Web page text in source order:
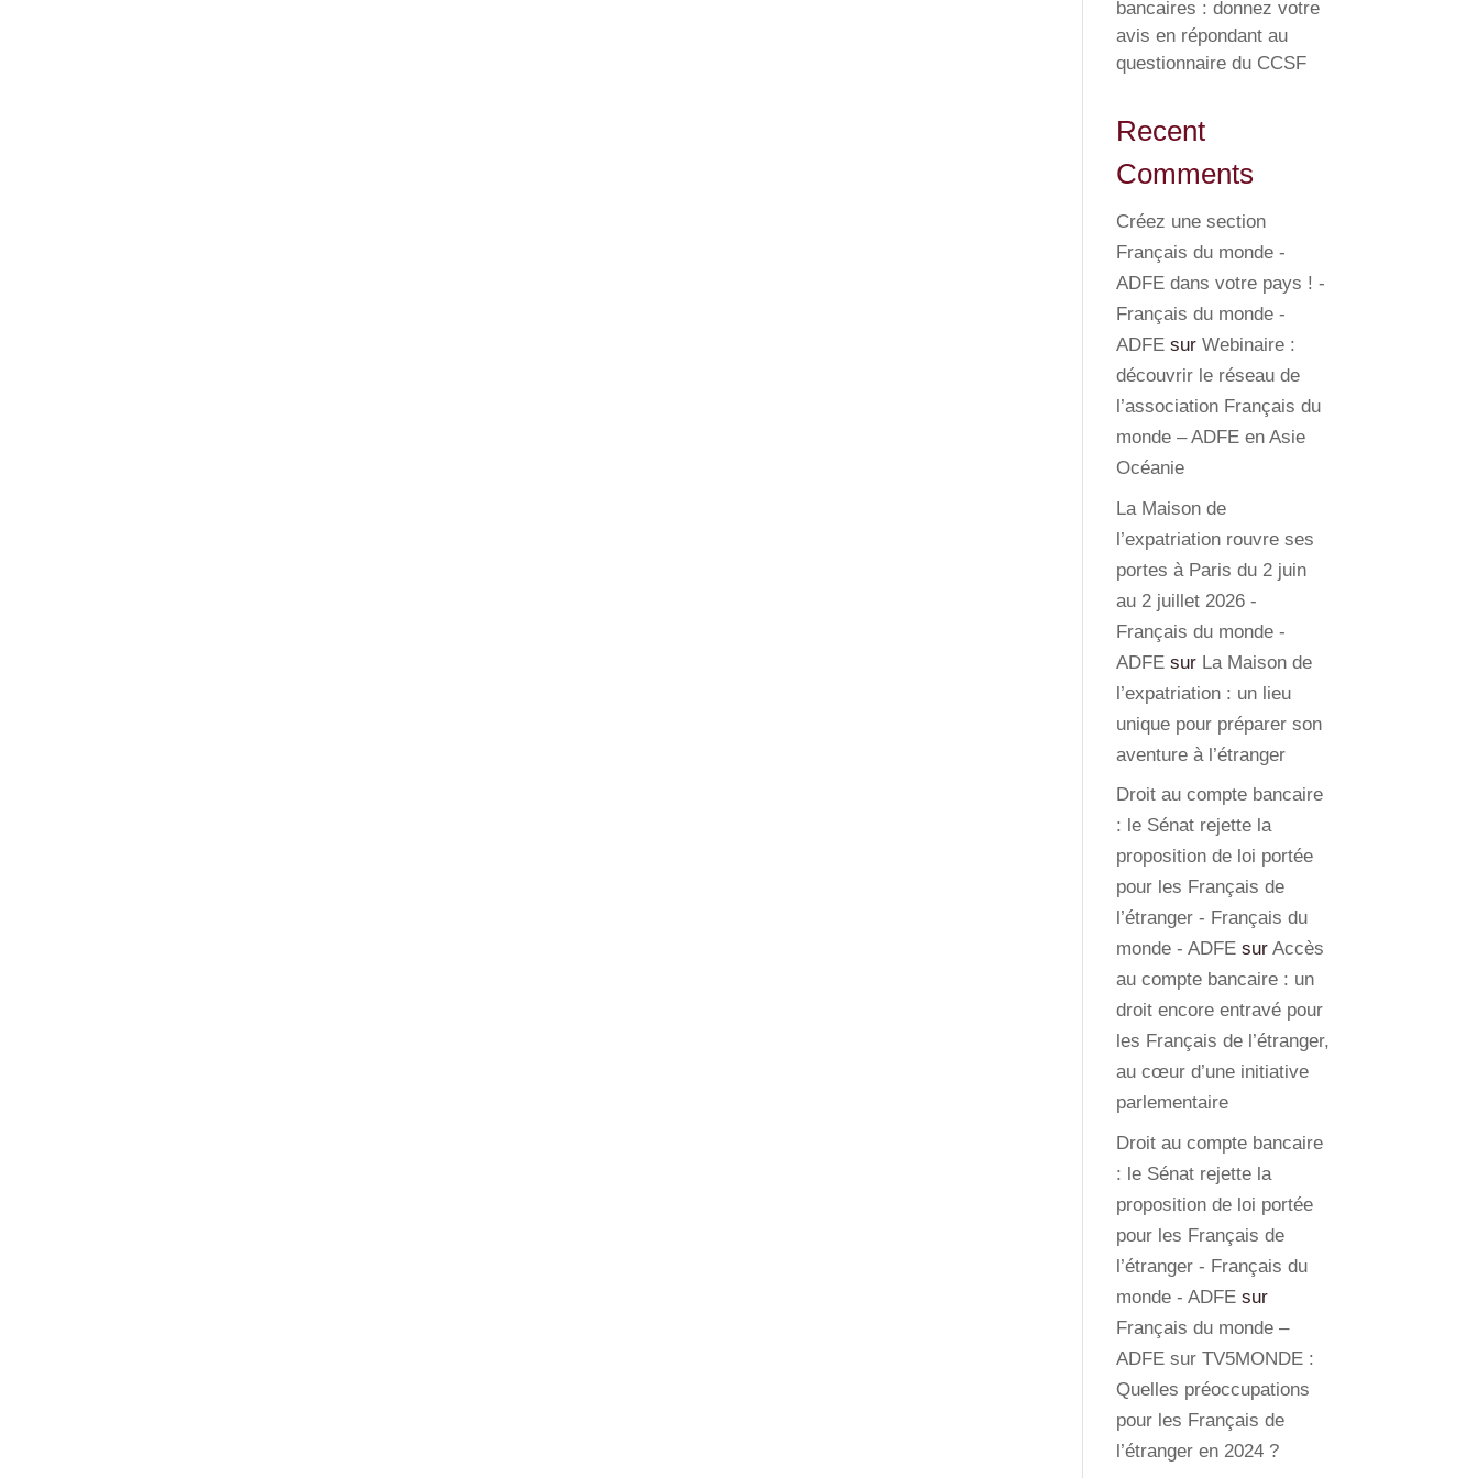
bancaires : donnez votre
avis en répondant au
questionnaire du CCSF
Recent
Comments
Créez une section
Français du monde -
ADFE dans votre pays ! -
Français du monde -
ADFE surWebinaire :
découvrir le réseau de
l’association Français du
monde – ADFE en Asie
Océanie
La Maison de
l’expatriation rouvre ses
portes à Paris du 2 juin
au 2 juillet 2026 -
Français du monde -
ADFE sur La Maison de
l’expatriation : un lieu
unique pour préparer son
aventure à l’étranger
Droit au compte bancaire
: le Sénat rejette la
proposition de loi portée
pour les Français de
l’étranger - Français du
monde - ADFE surAccès
au compte bancaire : un
droit encore entravé pour
les Français de l’étranger,
au cœur d’une initiative
parlementaire
Droit au compte bancaire
: le Sénat rejette la
proposition de loi portée
pour les Français de
l’étranger - Français du
monde - ADFE sur
Français du monde –
ADFE sur TV5MONDE :
Quelles préoccupations
pour les Français de
l’étranger en 2024 ?